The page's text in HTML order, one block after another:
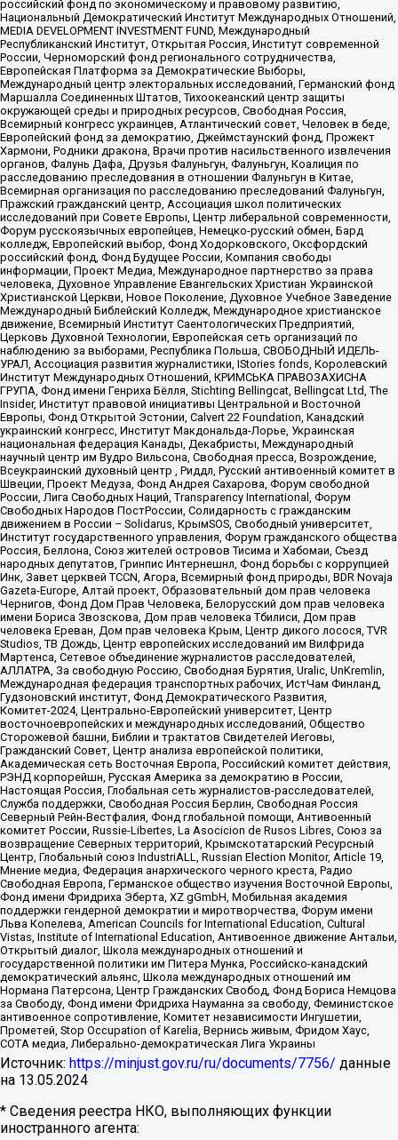
российский фонд по экономическому и правовому развитию,
Национальный Демократический Институт Международных Отношений,
MEDIA DEVELOPMENT INVESTMENT FUND, Международный
Республиканский Институт, Открытая Россия, Институт современной
России, Черноморский фонд регионального сотрудничества,
Европейская Платформа за Демократические Выборы,
Международный центр электоральных исследований, Германский фонд
Маршалла Соединенных Штатов, Тихоокеанский центр защиты
окружающей среды и природных ресурсов, Свободная Россия,
Всемирный конгресс украинцев, Атлантический совет, Человек в беде,
Европейский фонд за демократию, Джеймстаунский фонд, Прожект
Хармони, Родники дракона, Врачи против насильственного извлечения
органов, Фалунь Дафа, Друзья Фалуньгун, Фалуньгун, Коалиция по
расследованию преследования в отношении Фалуньгун в Китае,
Всемирная организация по расследованию преследований Фалуньгун,
Пражский гражданский центр, Ассоциация школ политических
исследований при Совете Европы, Центр либеральной современности,
Форум русскоязычных европейцев, Немецко-русский обмен, Бард
колледж, Европейский выбор, Фонд Ходорковского, Оксфордский
российский фонд, Фонд Будущее России, Компания свободы
информации, Проект Медиа, Международное партнерство за права
человека, Духовное Управление Евангельских Христиан Украинской
Христианской Церкви, Новое Поколение, Духовное Учебное Заведение
Международный Библейский Колледж, Международное христианское
движение, Всемирный Институт Саентологических Предприятий,
Церковь Духовной Технологии, Европейская сеть организаций по
наблюдению за выборами, Республика Польша, СВОБОДНЫЙ ИДЕЛЬ-
УРАЛ, Ассоциация развития журналистики, IStories fonds, Королевский
Институт Международных Отношений, КРИМСЬКА ПРАВОЗАХИСНА
ГРУПА, Фонд имени Генриха Бёлля, Stichting Bellingcat, Bellingcat Ltd, The
Insider, Институт правовой инициативы Центральной и Восточной
Европы, Фонд Открытой Эстонии, Calvert 22 Foundation, Канадский
украинский конгресс, Институт Макдональда-Лорье, Украинская
национальная федерация Канады, Декабристы, Международный
научный центр им Вудро Вильсона, Свободная пресса, Возрождение,
Всеукраинский духовный центр , Риддл, Русский антивоенный комитет в
Швеции, Проект Медуза, Фонд Андрея Сахарова, Форум свободной
России, Лига Свободных Наций, Transparеncy International, Форум
Свободных Народов ПостРоссии, Солидарность с гражданским
движением в России – Solidarus, КрымSOS, Свободный университет,
Институт государственного управления, Форум гражданского общества
Россия, Беллона, Союз жителей островов Тисима и Хабомаи, Съезд
народных депутатов, Гринпис Интернешнл, Фонд борьбы с коррупцией
Инк, Завет церквей TCCN, Агора, Всемирный фонд природы, BDR Novaja
Gazeta-Europe, Алтай проект, Образовательный дом прав человека
Чернигов, Фонд Дом Прав Человека, Белорусский дом прав человека
имени Бориса Звозскова, Дом прав человека Тбилиси, Дом прав
человека Ереван, Дом прав человека Крым, Центр дикого лосося, TVR
Studios, ТВ Дождь, Центр европейских исследований им Вилфрида
Мартенса, Сетевое объединение журналистов расследователей,
АЛЛАТРА, За свободную Россию, Свободная Бурятия, Uralic, UnKremlin,
Международная федерация транспортных рабочих, ИстЧам Финланд,
Гудзоновский институт, Фонд Демократического Развития,
Комитет-2024, Центрально-Европейский университет, Центр
восточноевропейских и международных исследований, Общество
Сторожевой башни, Библии и трактатов Свидетелей Иеговы,
Гражданский Совет, Центр анализа европейской политики,
Академическая сеть Восточная Европа, Российский комитет действия,
РЭНД корпорейшн, Русская Америка за демократию в России,
Настоящая Россия, Глобальная сеть журналистов-расследователей,
Служба поддержки, Свободная Россия Берлин, Свободная Россия
Северный Рейн-Вестфалия, Фонд глобальной помощи, Антивоенный
комитет России, Russie-Libertes, La Asocicion de Rusos Libres, Союз за
возвращение Северных территорий, Крымскотатарский Ресурсный
Центр, Глобальный союз IndustriALL, Russian Election Monitor, Article 19,
Мнение медиа, Федерация анархического черного креста, Радио
Свободная Европа, Германское общество изучения Восточной Европы,
Фонд имени Фридриха Эберта, XZ gGmbH, Мобильная академия
поддержки гендерной демократии и миротворчества, Форум имени
Льва Копелева, American Councils for International Education, Cultural
Vistas, Institute of International Education, Антивоенное движение Антальи,
Открытый диалог, Школа международных отношений и
государственной политики им Питера Мунка, Российско-канадский
демократический альянс, Школа международных отношений им
Нормана Патерсона, Центр Гражданских Свобод, Фонд Бориса Немцова
за Свободу, Фонд имени Фридриха Науманна за свободу, Феминистское
антивоенное сопротивление, Комитет независимости Ингушетии,
Прометей, Stop Occupation of Karelia, Вернись живым, Фридом Хаус,
СОТА медиа, Либерально-демократическая Лига Украины
Источник: https://minjust.gov.ru/ru/documents/7756/ данные
на 13.05.2024
* Сведения реестра НКО, выполняющих функции
иностранного агента: